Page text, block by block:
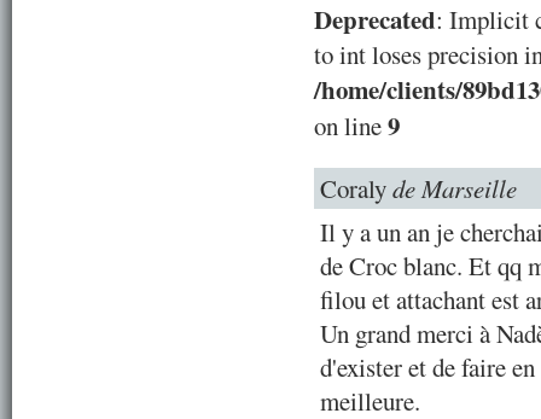
Deprecated: Implicit
to int loses precision
/home/clients/
on line9
Coralyde Marseille
Il y a un an je
de Croc blanc. Et qq
filou et attachant est
Un grand merci à
d'exister et de faire
meilleure.